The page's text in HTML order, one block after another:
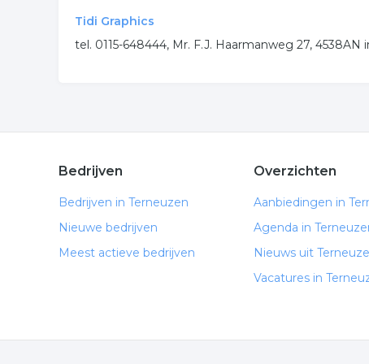
Tidi Graphics
tel. 0115-648444, Mr. F.J. Haarmanweg 27, 4538AN
Bedrijven
Bedrijven in Terneuzen
Nieuwe bedrijven
Meest actieve bedrijven
Overzichten
Aanbiedingen in
Agenda in
Nieuws uit
Vacatures in